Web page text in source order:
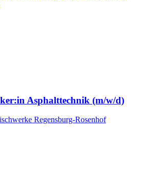
Asphalttechnik (m/w/d)
Regensburg-Rosenhof